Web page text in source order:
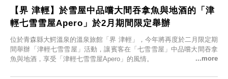
【界 津輕】於雪屋中品嚐大間吞拿魚與地酒的「津
輕七雪雪屋Apero」於2月期間限定舉辦
位於青森縣大鰐溫泉的溫泉旅館「界 津輕」，今年將再度於二月限定期
間舉辦「津輕七雪雪屋」活動，讓賓客在「七雪雪屋」中品嚐大間吞拿
魚與地酒，享受「津輕七雪雪屋Apero」的風情。